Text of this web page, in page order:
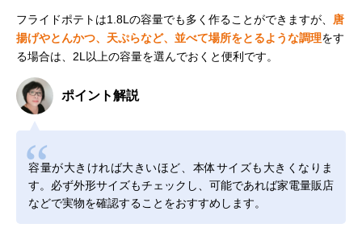
フライドポテトは1.8Lの容量でも多く作ることができますが、 唐
揚げやとんかつ、天ぷらなど、並べて場所をとるような調理をす
る場合は、2L以上の容量を選んでおくと便利です。
ポイント解説
容量が大きければ大きいほど、本体サイズも大きくなりま
す。必ず外形サイズもチェックし、可能であれば家電量販店
などで実物を確認することをおすすめします。